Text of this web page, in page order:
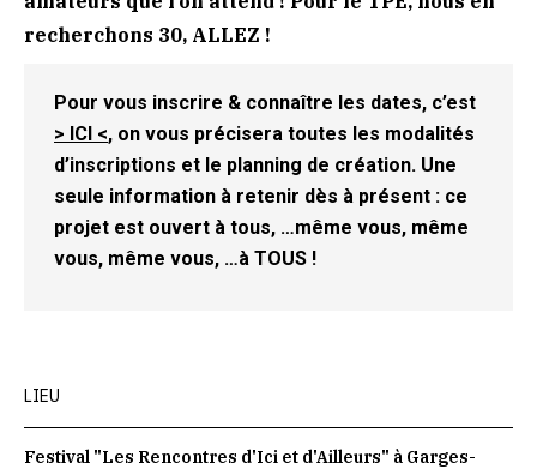
recherchons 30, ALLEZ !
Pour vous inscrire & connaître les dates, c’est
> ICI <, on vous précisera toutes les modalités
d’inscriptions et le planning de création. Une
seule information à retenir dès à présent : ce
projet est ouvert à tous, …même vous, même
vous, même vous, …à TOUS !
LIEU
Festival "Les Rencontres d'Ici et d'Ailleurs" à Garges-